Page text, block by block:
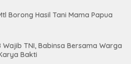
Borong Hasil Tani Mama Papua
TNI, Babinsa Bersama Warga
Bakti